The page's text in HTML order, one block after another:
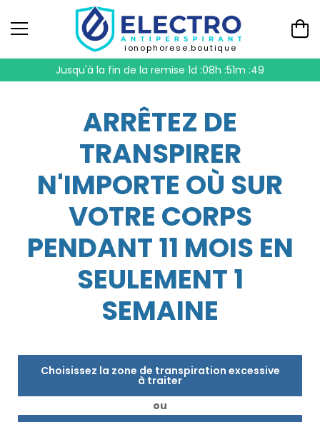
ionophorese.boutique
Jusqu'à la fin de la remise 1d :08h :51m :48
ARRÊTEZ DE
TRANSPIRER
N'IMPORTE OÙ SUR
VOTRE CORPS
PENDANT 11 MOIS EN
SEULEMENT 1
SEMAINE
Choisissez la zone de transpiration excessive
à traiter
ou